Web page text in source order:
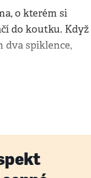
o kterém si
do koutku. Když
dva spiklence,